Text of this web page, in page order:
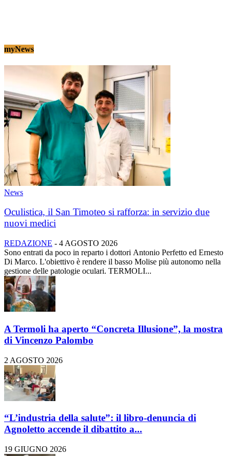
myNews
News
Oculistica, il San Timoteo si rafforza: in servizio due
nuovi medici
REDAZIONE - 4 AGOSTO 2026
Sono entrati da poco in reparto i dottori Antonio Perfetto ed Ernesto
Di Marco. L'obiettivo è rendere il basso Molise più autonomo nella
gestione delle patologie oculari. TERMOLI...
A Termoli ha aperto “Concreta Illusione”, la mostra
di Vincenzo Palombo
2 AGOSTO 2026
“L’industria della salute”: il libro-denuncia di
Agnoletto accende il dibattito a...
19 GIUGNO 2026